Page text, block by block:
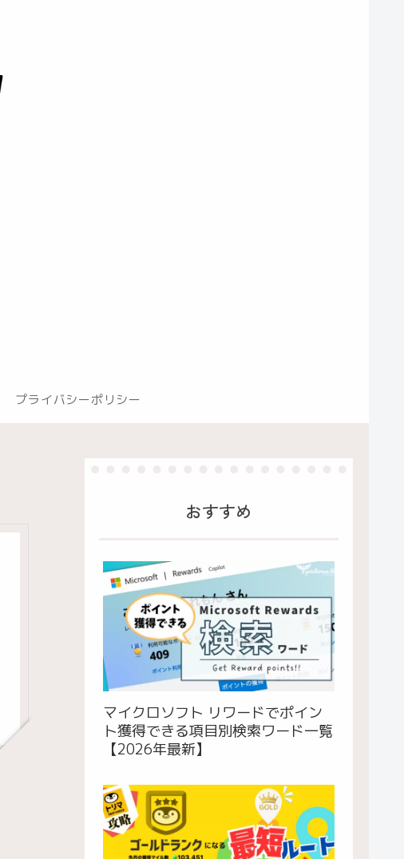
プライバシーポリシー
おすすめ
マイクロソフト リワードでポイン
ト獲得できる項目別検索ワード一覧
【2026年最新】